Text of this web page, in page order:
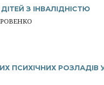
З ІНВАЛІДНІСТЮ
РОЗЛАДІВ У